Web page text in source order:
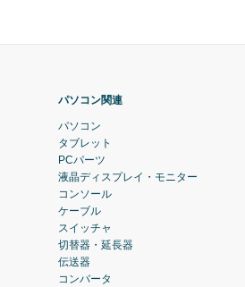
パソコン関連
パソコン
タブレット
PCパーツ
液晶ディスプレイ・モニター
コンソール
ケーブル
スイッチャ
切替器・延長器
伝送器
コンバータ